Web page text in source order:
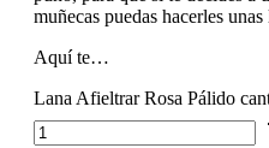
muñecas puedas hacerles unas
Aquí te…
Lana Afieltrar Rosa Pálido